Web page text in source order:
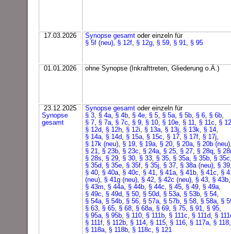
17.03.2026
Synopse gesamt oder einzeln für
§ 5f (neu), § 12f, § 12g, § 59, § 91, § 95
01.01.2026
ohne Synopse (Inkrafttreten, Gliederung o.Ä.)
23.12.2025
Synopse
gesamt
Synopse gesamt oder einzeln für
§ 3, § 4a, § 4b, § 4e, § 5, § 5a, § 5b, § 6, § 6b,
§ 7, § 7a, § 7c, § 9, § 10, § 10e, § 11, § 11c, § 12
§ 12d, § 12h, § 12i, § 13a, § 13j, § 13k, § 14,
§ 14a, § 14d, § 15a, § 15c, § 17, § 17f, § 17j,
§ 17k (neu), § 19, § 19a, § 20, § 20a, § 20b (neu),
§ 21, § 23b, § 23c, § 24a, § 25, § 27, § 28q, § 28r
§ 28s, § 29, § 30, § 33, § 35, § 35a, § 35b, § 35c,
§ 35d, § 35e, § 35f, § 35j, § 37, § 38a (neu), § 39,
§ 40, § 40a, § 40c, § 41, § 41a, § 41b, § 41c, §
(neu), § 41g (neu), § 42, § 42c (neu), § 43, § 43b,
§ 43m, § 44a, § 44b, § 44c, § 45, § 49, § 49a,
§ 49c, § 49d, § 50, § 50d, § 53a, § 53b, § 54,
§ 54a, § 54b, § 56, § 57a, § 57b, § 58, § 58a, §
§ 63, § 65, § 68, § 68a, § 69, § 75, § 91, § 95,
§ 95a, § 95b, § 110, § 111b, § 111c, § 111d, §
§ 111f, § 112b, § 114, § 115, § 116, § 117a, § 118,
§ 118a, § 118b, § 118c, § 121